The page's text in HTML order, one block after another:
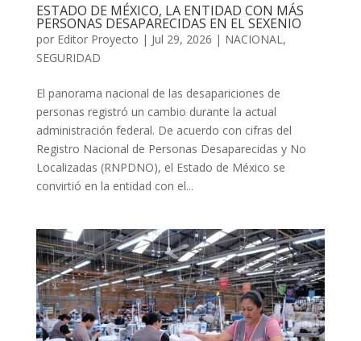
ESTADO DE MÉXICO, LA ENTIDAD CON MÁS
PERSONAS DESAPARECIDAS EN EL SEXENIO
por Editor Proyecto | Jul 29, 2026 | NACIONAL,
SEGURIDAD
El panorama nacional de las desapariciones de
personas registró un cambio durante la actual
administración federal. De acuerdo con cifras del
Registro Nacional de Personas Desaparecidas y No
Localizadas (RNPDNO), el Estado de México se
convirtió en la entidad con el...